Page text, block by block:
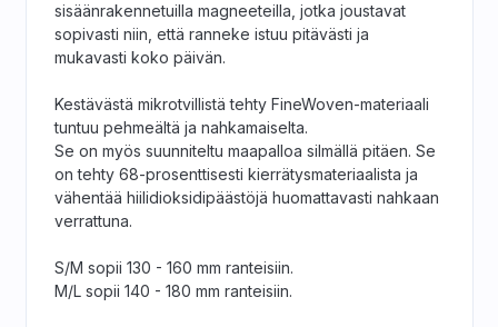
sisäänrakennetuilla magneeteilla, jotka joustavat
sopivasti niin, että ranneke istuu pitävästi ja
mukavasti koko päivän.
Kestävästä mikro­tvillistä tehty FineWoven-materiaali
tuntuu pehmeältä ja nahkamaiselta.
Se on myös suunniteltu maa­palloa silmällä pitäen. Se
on tehty 68-prosenttisesti kierrätys­materiaalista ja
vähentää hiilidioksidi­päästöjä huomattavasti nahkaan
verrattuna.
S/M sopii 130 - 160 mm ranteisiin.
M/L sopii 140 - 180 mm ranteisiin.